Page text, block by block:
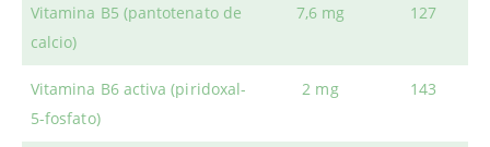
Vitamina B5 (pantotenato de
calcio)
7,6 mg 127
Vitamina B6 activa (piridoxal-
5-fosfato)
2 mg 143